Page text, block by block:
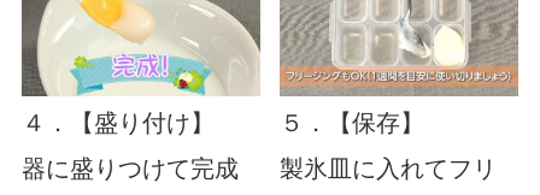
４．【盛り付け】
器に盛りつけて完成
５．【保存】
製氷皿に入れてフリ